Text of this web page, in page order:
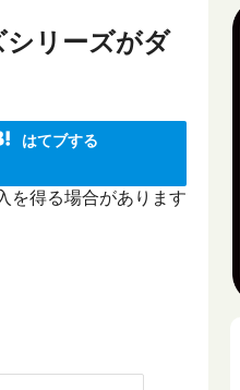
リーズがダ
はてブする
を得る場合があります